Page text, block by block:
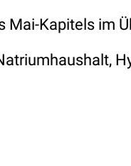
Mai-Kapitels im